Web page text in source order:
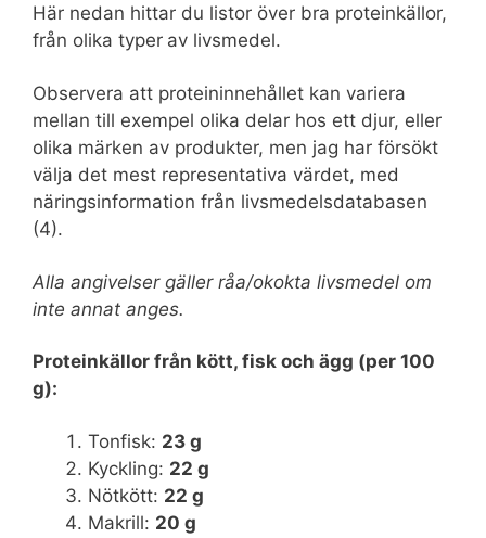
Här nedan hittar du listor över bra proteinkällor,
från olika typer av livsmedel.
Observera att proteininnehållet kan variera
mellan till exempel olika delar hos ett djur, eller
olika märken av produkter, men jag har försökt
välja det mest representativa värdet, med
näringsinformation från livsmedelsdatabasen
(4).
Alla angivelser gäller råa/okokta livsmedel om
inte annat anges.
Proteinkällor från kött, fisk och ägg (per 100
g):
Tonfisk: 23 g
Kyckling: 22 g
Nötkött: 22 g
Makrill: 20 g